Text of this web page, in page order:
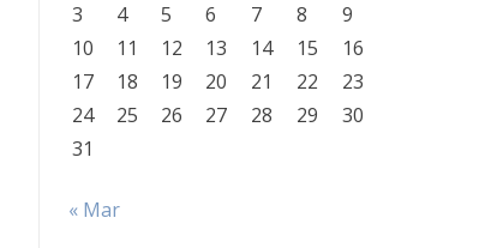
3
4 5 6 7 8
9
10
11 12 13 14 15
16
17
18 19 20 21 22
23
24
25 26 27 28 29
30
31
« Mar